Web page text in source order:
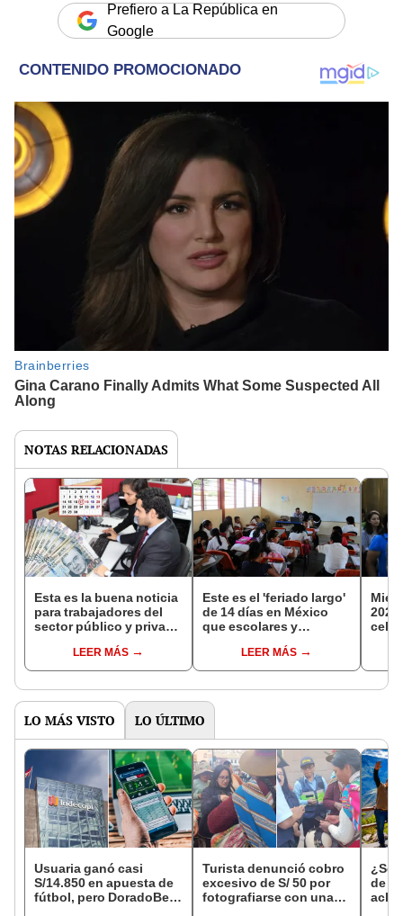
Prefiero a La República en
Google
NOTAS RELACIONADAS
Esta es la buena noticia
para trabajadores del
sector público y privado
largo en Perú este 2025
LEER MÁS
Este es el 'feriado largo'
de 14 días en México
que escolares y
aprovechar a partir de
esta fecha, según
LEER MÁS
LO MÁS VISTO LO ÚLTIMO
Usuaria ganó casi
S/14.850 en apuesta de
fútbol, pero DoradoBet
Turista denunció cobro
excesivo de S/ 50 por
fotografiarse con una
¿Se
de